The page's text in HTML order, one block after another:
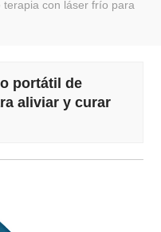
terapia con láser frío para
portátil de
aliviar y curar